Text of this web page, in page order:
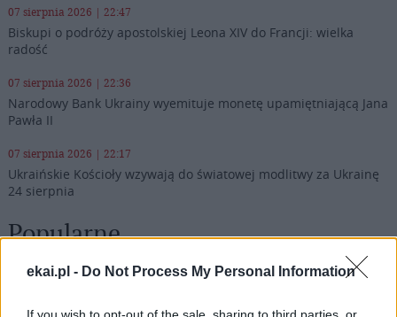
ekai.pl - Do Not Process My Personal Information
If you wish to opt-out of the sale, sharing to third parties, or
07 sierpnia 2026 | 22:47
Biskupi o podróży apostolskiej Leona XIV do Francji: wielka
radość
07 sierpnia 2026 | 22:36
Narodowy Bank Ukrainy wyemituje monetę upamiętniającą Jana
Pawła II
07 sierpnia 2026 | 22:17
Ukraińskie Kościoły wzywają do światowej modlitwy za Ukrainę
24 sierpnia
Popularne